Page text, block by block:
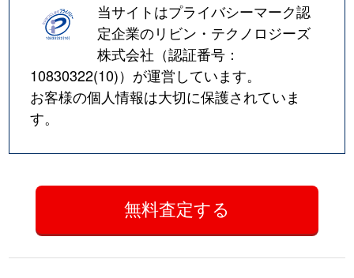
当サイトはプライバシーマーク認
定企業のリビン・テクノロジーズ
株式会社（認証番号：
10830322(10)）が運営しています。
お客様の個人情報は大切に保護されていま
す。